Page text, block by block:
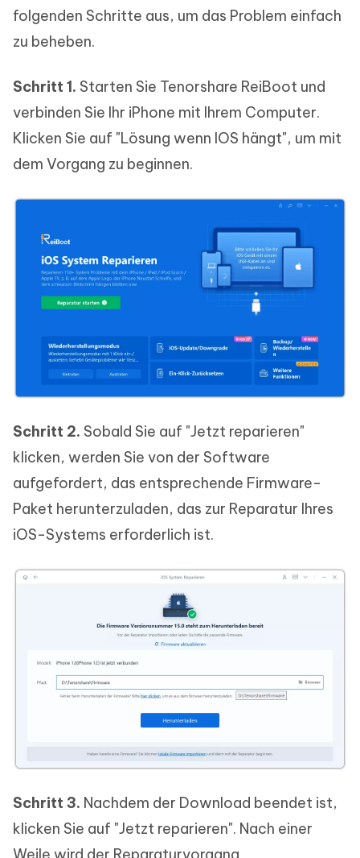
folgenden Schritte aus, um das Problem einfach
zu beheben.
Schritt 1. Starten Sie Tenorshare ReiBoot und
verbinden Sie Ihr iPhone mit Ihrem Computer.
Klicken Sie auf "Lösung wenn IOS hängt", um mit
dem Vorgang zu beginnen.
Schritt 2. Sobald Sie auf "Jetzt reparieren"
klicken, werden Sie von der Software
aufgefordert, das entsprechende Firmware-
Paket herunterzuladen, das zur Reparatur Ihres
iOS-Systems erforderlich ist.
Schritt 3. Nachdem der Download beendet ist,
klicken Sie auf "Jetzt reparieren". Nach einer